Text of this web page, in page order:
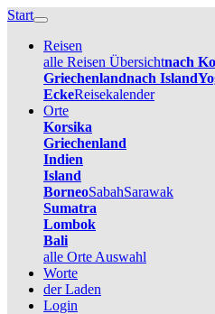
Start
Reisen
alle Reisen Übersichtnach
Griechenlandnach Island
EckeReisekalender
Orte
Korsika
Griechenland
Indien
Island
BorneoSabahSarawak
Sumatra
Lombok
Bali
alle Orte Auswahl
Worte
der Laden
Login